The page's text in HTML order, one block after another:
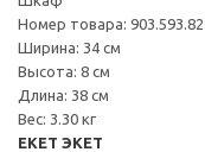
Номер товара: 903.593.82
Ширина: 34 см
Высота: 8 см
Длина: 38 см
Вес: 3.30 кг
EKET ЭКЕТ